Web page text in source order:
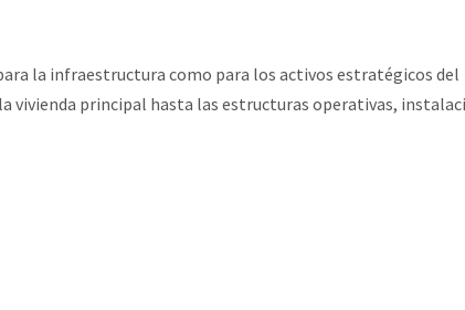
la infraestructura como para los activos estratégicos del
vivienda principal hasta las estructuras operativas,